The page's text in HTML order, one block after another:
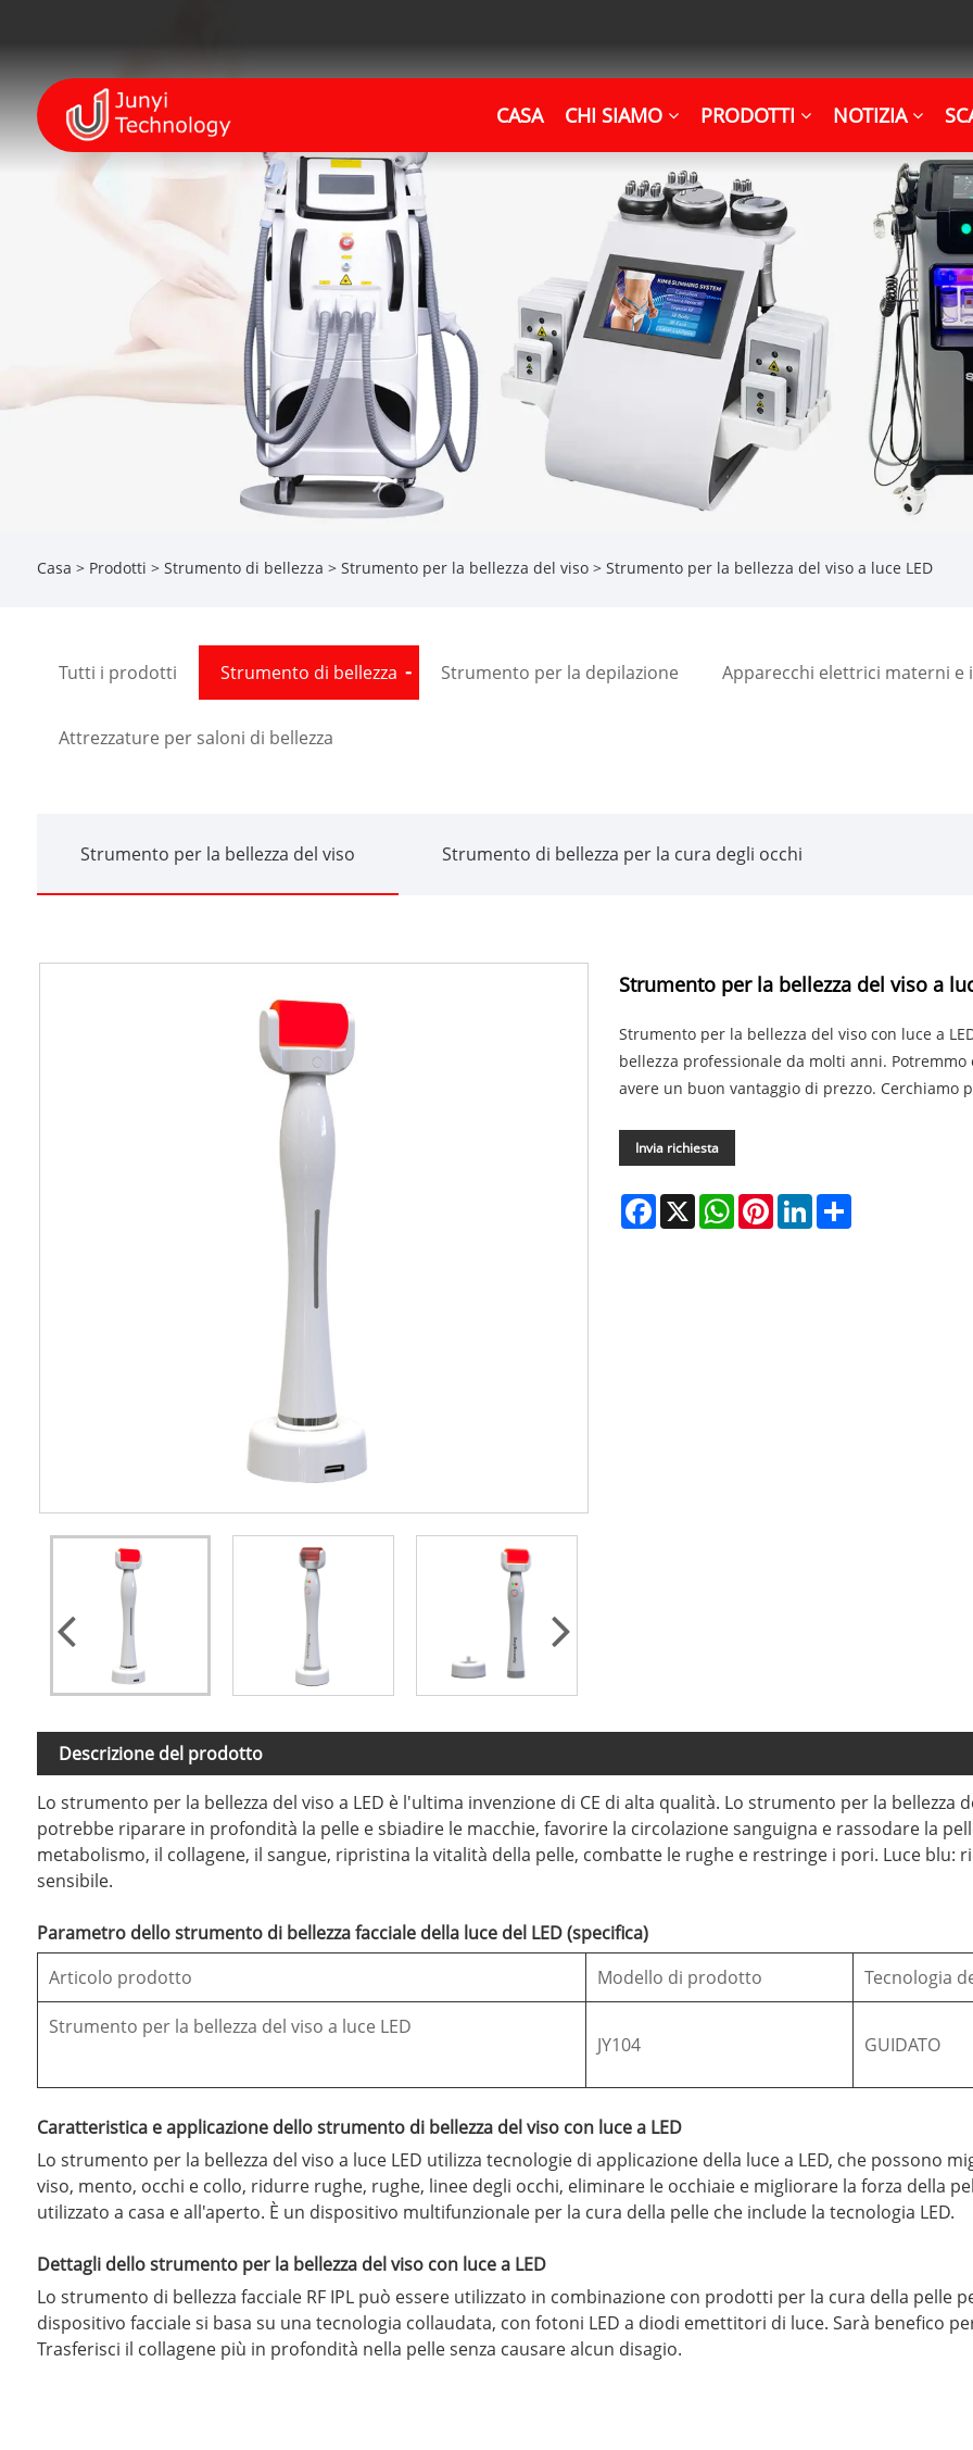
CASA CHI SIAMO PRODOTTI NOTIZIA
Casa > Prodotti > Strumento di bellezza > Strumento per la bellezza del viso> Strumento per la bellezza del viso a luce LED
Tutti i prodotti Strumento di bellezza Strumento per la depilazione Apparecchi elettrici materni e
Attrezzature per saloni di bellezza
Strumento per la bellezza del viso Strumento di bellezza per la cura degli occhi
Strumento per la bellezza del viso a
Strumento per la bellezza del viso con luce a
bellezza professionale da molti anni.
avere un buon vantaggio di prezzo. Cerchiamo
Invia richiesta
Facebook
X WhatsAppPinterestLinkedInShare
Descrizione del prodotto
Lo strumento per la bellezza del viso a LED è l'ultima invenzione di CE di alta qualità. Lo strumento per la bellezza
potrebbe riparare in profondità la pelle e sbiadire le macchie, favorire la circolazione sanguigna e rassodare la
metabolismo, il collagene, il sangue, ripristina la vitalità della pelle, combatte le rughe e restringe i pori. Luce blu:
sensibile.
Parametro dello strumento di bellezza facciale della luce del LED (specifica)
Articolo prodotto
Modello di prodotto Tecnologia
Strumento per la bellezza del viso a luce LED
JY104 GUIDATO
Caratteristica e applicazione dello strumento di bellezza del viso con luce a LED
Lo strumento per la bellezza del viso a luce LED utilizza tecnologie di applicazione della luce a LED, che possono
viso, mento, occhi e collo, ridurre rughe, rughe, linee degli occhi, eliminare le occhiaie e migliorare la forza della
utilizzato a casa e all'aperto. È un dispositivo multifunzionale per la cura della pelle che include la tecnologia LED.
Dettagli dello strumento per la bellezza del viso con luce a LED
Lo strumento di bellezza facciale RF IPL può essere utilizzato in combinazione con prodotti per la cura della pelle
dispositivo facciale si basa su una tecnologia collaudata, con fotoni LED a diodi emettitori di luce. Sarà benefico
Trasferisci il collagene più in profondità nella pelle senza causare alcun disagio.